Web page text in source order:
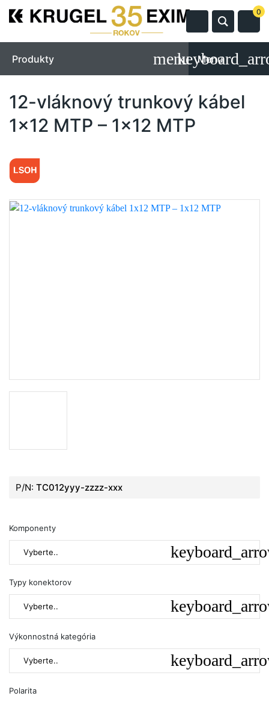
0
Produkty Menu
12-vláknový trunkový kábel
1x12 MTP – 1x12 MTP
P/N: TC012yyy-zzzz-xxx
Komponenty
Vyberte..
Typy konektorov
Vyberte..
Výkonnostná kategória
Vyberte..
Polarita